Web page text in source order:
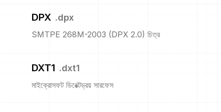
DPX .dpx
SMTPE 268M-2003 (DPX 2.0) চিত্র
DXT1 .dxt1
মাইক্রোসফট ডিরেক্টড্রয় সারফেস